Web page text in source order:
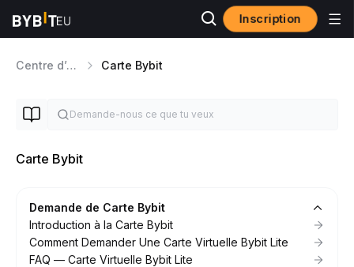
Inscription
Centre d’aide Carte Bybit
Carte Bybit
Demande de Carte Bybit
Introduction à la Carte Bybit
Comment Demander Une Carte Virtuelle Bybit Lite
FAQ — Carte Virtuelle Bybit Lite